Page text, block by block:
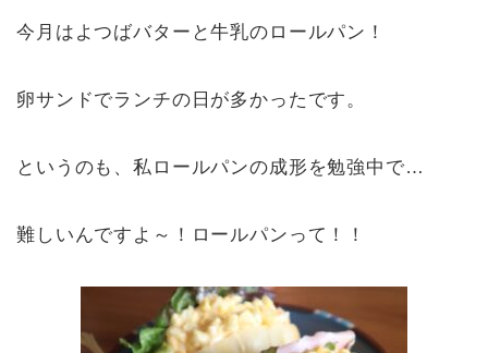
今月はよつばバターと牛乳のロールパン！
卵サンドでランチの日が多かったです。
というのも、私ロールパンの成形を勉強中で…
難しいんですよ～！ロールパンって！！